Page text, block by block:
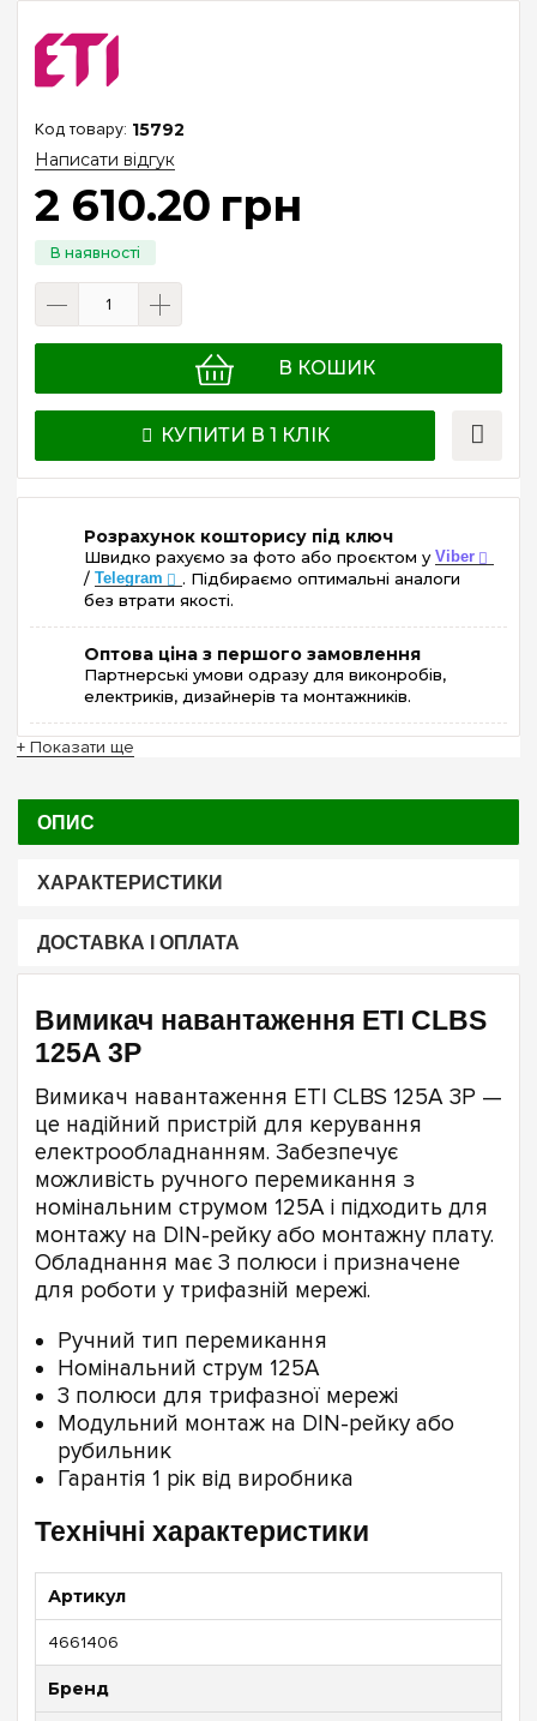
15792
Написати відгук
2 610.20 грн
В КОШИК
КУПИТИ В 1 КЛІК
Розрахунок кошторису під ключ
Швидко рахуємо за фото або проєктом у Viber
/ Telegram
. Підбираємо оптимальні аналоги
без втрати якості.
Оптова ціна з першого замовлення
Партнерські умови одразу для виконробів,
електриків, дизайнерів та монтажників.
+ Показати ще
ОПИС
ХАРАКТЕРИСТИКИ
ДОСТАВКА І ОПЛАТА
Вимикач навантаження ETI CLBS
125A 3P
Вимикач навантаження ETI CLBS 125A 3P —
це надійний пристрій для керування
електрообладнанням. Забезпечує
можливість ручного перемикання з
номінальним струмом 125А і підходить для
монтажу на DIN-рейку або монтажну плату.
Обладнання має 3 полюси і призначене
для роботи у трифазній мережі.
Ручний тип перемикання
Номінальний струм 125А
3 полюси для трифазної мережі
Модульний монтаж на DIN-рейку або
рубильник
Гарантія 1 рік від виробника
Технічні характеристики
Артикул
4661406
Бренд